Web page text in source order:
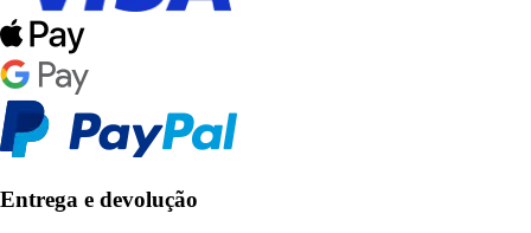
Entrega e devolução